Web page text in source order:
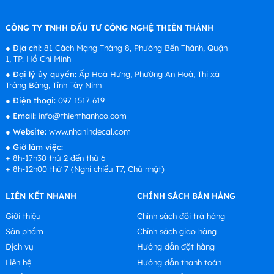
CÔNG TY TNHH ĐẦU TƯ CÔNG NGHỆ THIÊN THÀNH
● Địa chỉ:81 Cách Mạng Tháng 8, Phường Bến Thành, Quận
1, TP. Hồ Chí Minh
● Đại lý ủy quyền:Ấp Hoà Hưng, Phường An Hoà, Thị xã
Trảng Bàng, Tỉnh Tây Ninh
● Điện thoại: 097 1517 619
● Email: info@thienthanhco.com
● Website:www.nhanindecal.com
● Giờ làm việc:
+ 8h-17h30 thứ 2 đến thứ 6
+ 8h-12h00 thứ 7 (Nghỉ chiều T7, Chủ nhật)
LIÊN KẾT NHANH
Giới thiệu
Sản phẩm
Dịch vụ
Liên hệ
CHÍNH SÁCH BÁN HÀNG
Chính sách đổi trả hàng
Chính sách giao hàng
Hướng dẫn đặt hàng
Hướng dẫn thanh toán